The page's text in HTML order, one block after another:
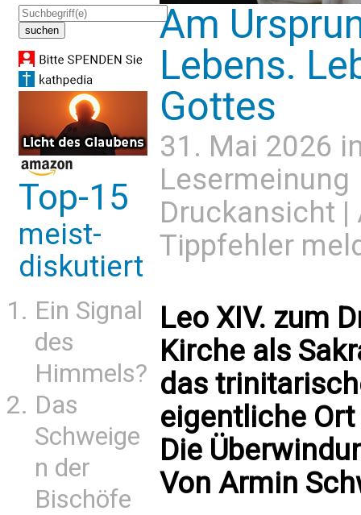
Top-15
meist-
diskutiert
Ein Signal
des
Himmels?
Das
Schweige
n der
Bischöfe
Am
Lebens.
Gottes
31. Mai 2026
Lesermeinung
Druckansicht |
Tippfehler
Leo XIV. zum
Kirche als
das
eigentliche
Die
Von Armin